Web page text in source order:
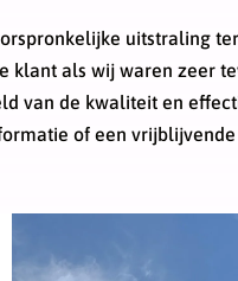
uitstraling
als wij waren zeer
van de kwaliteit en
of een